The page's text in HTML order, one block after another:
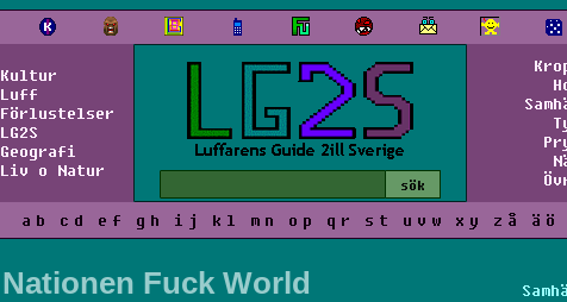
Kultur
Luff
Förlustelser
LG2S
Geografi
Liv o Natur
a b c d e f g h i j k l m n o p q r s t u v w x y z å ä ö
Nationen Fuck World